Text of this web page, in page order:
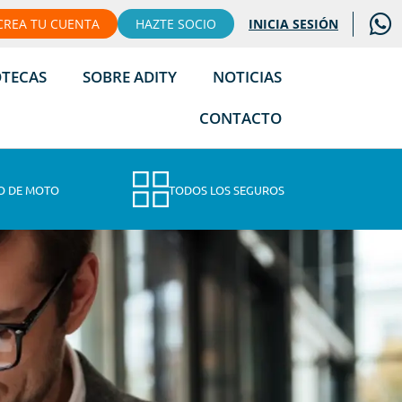
TU CUENTA HAZTE SOCIO INICIA SESIÓN
SOBRE ADITY
NOTICIAS
CONTACTO
DE MOTO TODOS LOS SEGUROS